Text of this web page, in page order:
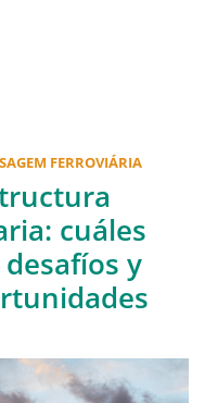
FERROVIÁRIA
cuáles
y